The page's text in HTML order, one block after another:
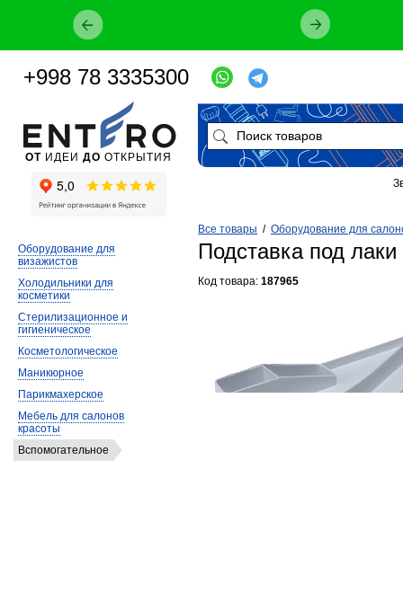
Все товары / Оборудование для
Подставка под
Код товара: 187965
Оборудование для
визажистов
Холодильники для
косметики
Стерилизационное и
гигиеническое
Косметологическое
Маникюрное
Парикмахерское
Мебель для салонов
красоты
Вспомогательное
ОТ ИДЕИ ДО ОТКРЫТИЯ
+998 78 3335300